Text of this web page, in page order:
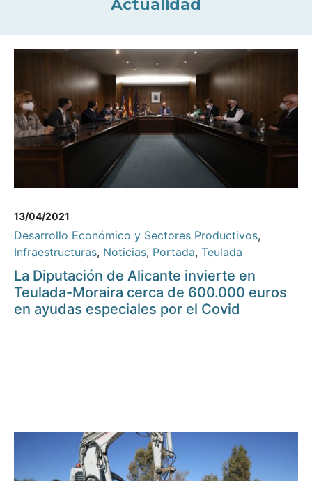
Actualidad
13/04/2021
Desarrollo Económico y Sectores Productivos,
Infraestructuras, Noticias, Portada, Teulada
La Diputación de Alicante invierte en
Teulada-Moraira cerca de 600.000 euros
en ayudas especiales por el Covid